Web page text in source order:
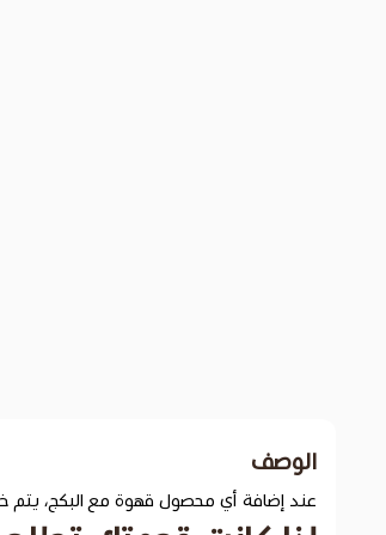
الوصف
عند إضافة أي محصول قهوة مع البكج، يتم خصم